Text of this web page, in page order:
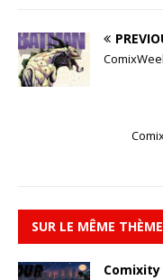
SUR LE MÊME THÈME
Comixity